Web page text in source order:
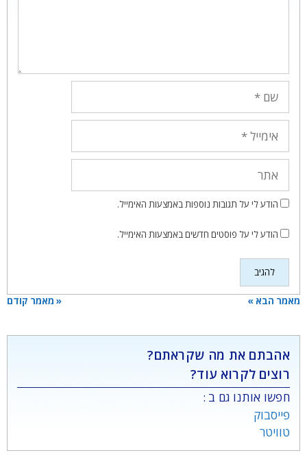
הודע לי על תגובות נוספות באמצעות האימייל.
הודע לי על פוסטים חדשים באמצעות האימייל.
« מאמר קודם מאמר הבא »
אהבתם את מה שקראתם?
רוצים לקרוא עוד?
חפשו אותנו גם ב :
פייסבוק
טוויטר